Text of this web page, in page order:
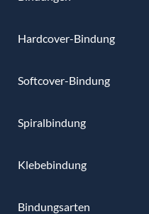
Hardcover-Bindung
Softcover-Bindung
Spiralbindung
Klebebindung
Bindungsarten